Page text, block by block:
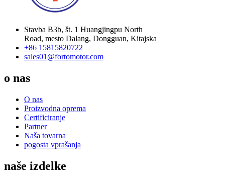
Stavba B3b, št. 1 Huangjingpu North
Road, mesto Dalang, Dongguan, Kitajska
+86 15815820722
sales01@fortomotor.com
o nas
O nas
Proizvodna oprema
Certificiranje
Partner
Naša tovarna
pogosta vprašanja
naše izdelke